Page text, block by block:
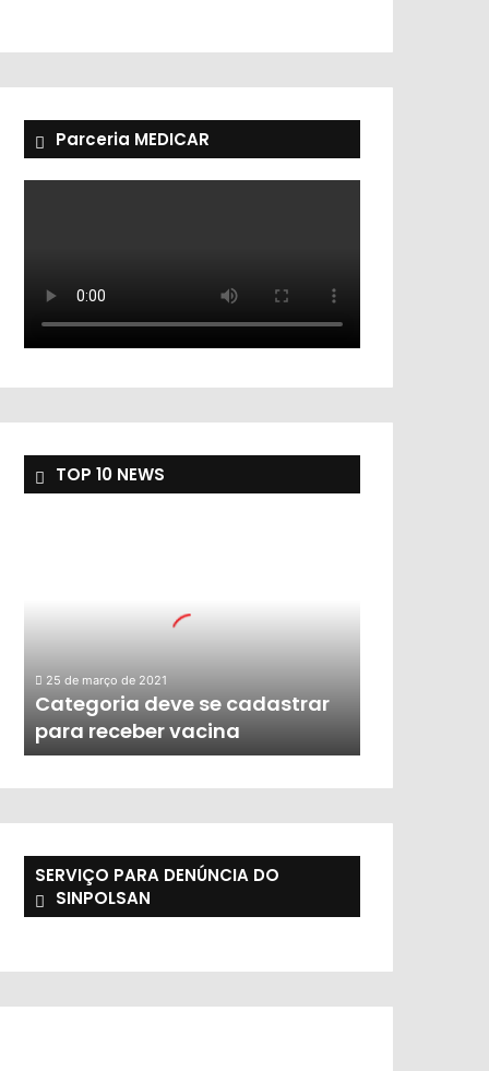
Parceria MEDICAR
TOP 10 NEWS
25 de março de 2021
Categoria deve se cadastrar
para receber vacina
SERVIÇO PARA DENÚNCIA DO
SINPOLSAN